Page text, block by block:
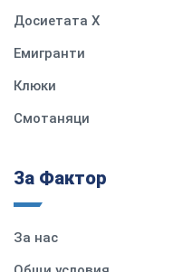
Досиетата Х
Емигранти
Клюки
Смотаняци
За Фактор
За нас